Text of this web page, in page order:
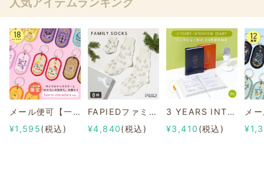
メール便可【一部店舗限定】2/8b PAIR KEY RING Sanrio characters ver.
¥1,595(税込)
FAPIEDファミリーソックスセット 総柄
¥4,840(税込)
3 YEARS INTERVIEW DIARY
¥3,410 (税込)